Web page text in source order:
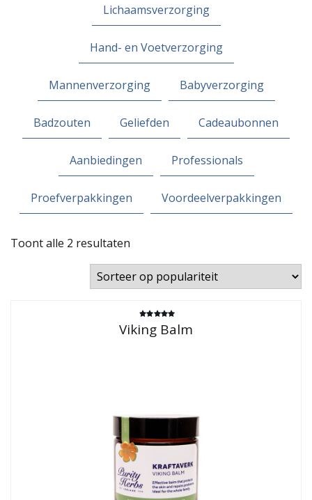
Lichaamsverzorging
Hand- en Voetverzorging
Mannenverzorging Babyverzorging
Badzouten Geliefden Cadeaubonnen
Aanbiedingen Professionals
Proefverpakkingen Voordeelverpakkingen
Toont alle 2 resultaten
op
populariteit
4.95
uit 5
Viking Balm